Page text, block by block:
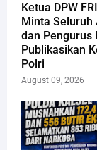
Ketua DPW
Minta Seluruh
dan Pengurus
Publikasikan
Polri
August 09, 2026